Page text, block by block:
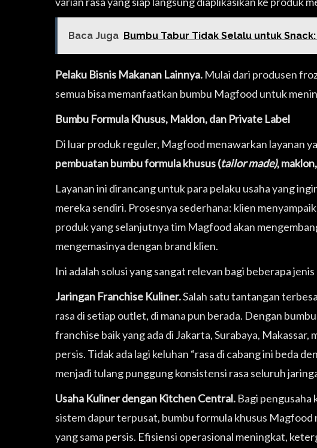
Baca Juga Bumbu Tabur Tidak Selalu untuk
Pelaku Bisnis Makanan Lainnya.Mulai dari produsen
semua bisa memanfaatkan bumbu Magfood untuk
Bumbu Formula Khusus, Maklon, dan Private Label
Di luar produk reguler, Magfood menawarkan layanan
pembuatan bumbu formula khusus (tailor made),
Layanan ini dirancang untuk para pelaku usaha yang
mereka sendiri. Prosesnya sederhana: klien
produk yang selanjutnya tim Magfood akan
mengemasinya dengan brand klien.
Ini adalah solusi yang sangat relevan bagi beberapa jenis
Jaringan Franchise Kuliner.Salah satu tantangan
rasa di setiap outlet, di mana pun berada. Dengan
franchise baik yang ada di Jakarta, Surabaya,
persis. Tidak ada lagi keluhan “rasa di cabang ini beda
menjadi tulang punggung konsistensi rasa seluruh
Usaha Kuliner dengan Kitchen Central.Bagi pengusaha
sistem dapur terpusat, bumbu formula khusus
yang sama persis. Efisiensi operasional meningkat,